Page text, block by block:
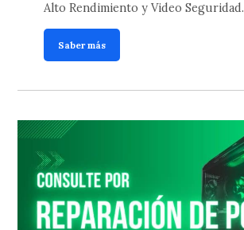
Alto Rendimiento y Video Seguridad.
Saber más